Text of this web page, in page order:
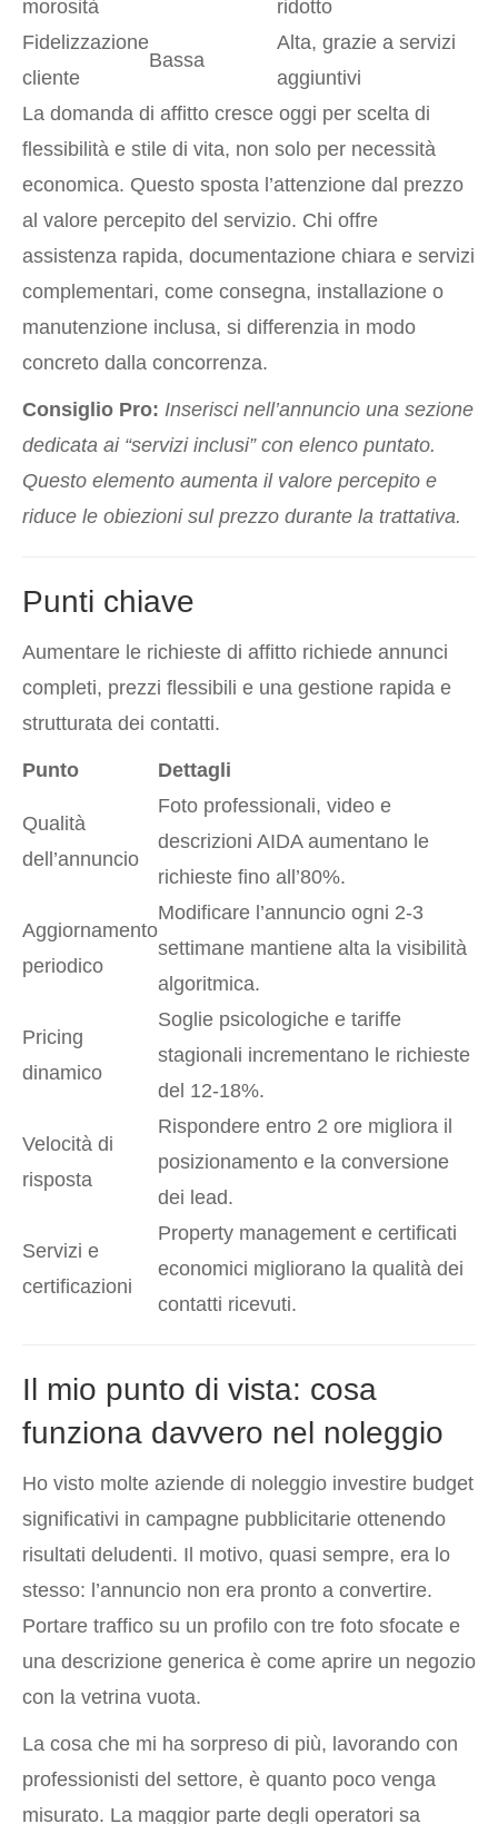
morosità
ridotto
Fidelizzazione
cliente
Bassa
Alta, grazie a servizi
aggiuntivi
La domanda di affitto cresce oggi per scelta di
flessibilità e stile di vita, non solo per necessità
economica. Questo sposta l’attenzione dal prezzo
al valore percepito del servizio. Chi offre
assistenza rapida, documentazione chiara e servizi
complementari, come consegna, installazione o
manutenzione inclusa, si differenzia in modo
concreto dalla concorrenza.
Consiglio Pro: Inserisci nell’annuncio una sezione
dedicata ai “servizi inclusi” con elenco puntato.
Questo elemento aumenta il valore percepito e
riduce le obiezioni sul prezzo durante la trattativa.
Punti chiave
Aumentare le richieste di affitto richiede annunci
completi, prezzi flessibili e una gestione rapida e
strutturata dei contatti.
Punto Dettagli
Qualità
dell’annuncio
Foto professionali, video e
descrizioni AIDA aumentano le
richieste fino all’80%.
Aggiornamento
periodico
Modificare l’annuncio ogni 2-3
settimane mantiene alta la visibilità
algoritmica.
Pricing
dinamico
Soglie psicologiche e tariffe
stagionali incrementano le richieste
del 12-18%.
Velocità di
risposta
Rispondere entro 2 ore migliora il
posizionamento e la conversione
dei lead.
Servizi e
certificazioni
Property management e certificati
economici migliorano la qualità dei
contatti ricevuti.
Il mio punto di vista: cosa
funziona davvero nel noleggio
Ho visto molte aziende di noleggio investire budget
significativi in campagne pubblicitarie ottenendo
risultati deludenti. Il motivo, quasi sempre, era lo
stesso: l’annuncio non era pronto a convertire.
Portare traffico su un profilo con tre foto sfocate e
una descrizione generica è come aprire un negozio
con la vetrina vuota.
La cosa che mi ha sorpreso di più, lavorando con
professionisti del settore, è quanto poco venga
misurato. La maggior parte degli operatori sa